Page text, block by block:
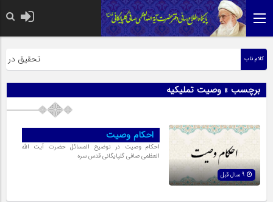
کلام ناب تحقیق در
برچسب » وصیت تملیکیه
احکام وصیت
احکام وصیت در توضیح المسائل حضرت آیت الله
العظمی صافی گلپایگانی قدس سره